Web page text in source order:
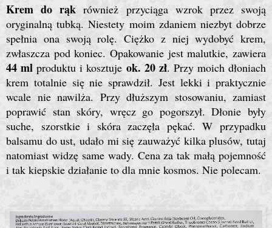
Krem do rąk również przyciąga wzrok przez swoją
oryginalną tubką. Niestety moim zdaniem niezbyt dobrze
spełnia ona swoją rolę. Ciężko z niej wydobyć krem,
zwłaszcza pod koniec. Opakowanie jest malutkie, zawiera
44 mlproduktu i kosztuje ok. 20 zł. Przy moich dłoniach
krem totalnie się nie sprawdził. Jest lekki i praktycznie
wcale nie nawilża. Przy dłuższym stosowaniu, zamiast
poprawić stan skóry, wręcz go pogorszył. Dłonie były
suche, szorstkie i skóra zaczęła pękać. W przypadku
balsamu do ust, udało mi się zauważyć kilka plusów, tutaj
natomiast widzę same wady. Cena za tak małą pojemność
i tak kiepskie działanie to dla mnie kosmos. Nie polecam.